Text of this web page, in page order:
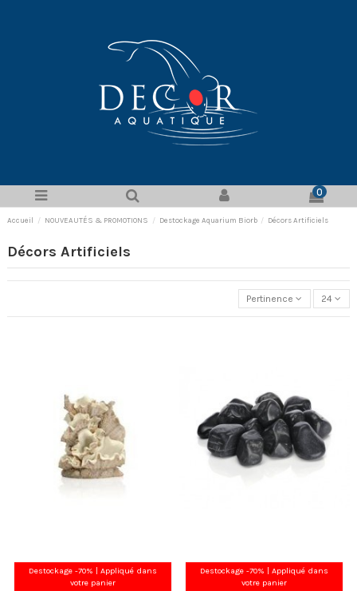
0
Accueil NOUVEAUTÉS & PROMOTIONS Destockage Aquarium Biorb Décors Artificiels
Décors Artificiels
Pertinence 24
Destockage -70% | Appliqué dans
votre panier
Destockage -70% | Appliqué dans
votre panier